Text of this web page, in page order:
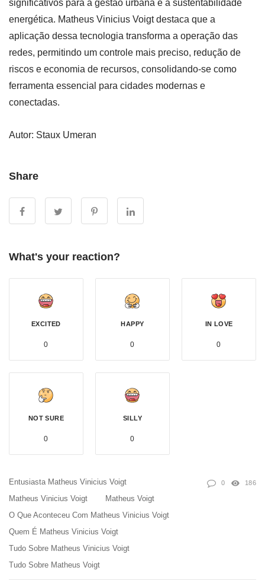
significativos para a gestão urbana e a sustentabilidade
energética. Matheus Vinicius Voigt destaca que a
aplicação dessa tecnologia transforma a operação das
redes, permitindo um controle mais preciso, redução de
riscos e economia de recursos, consolidando-se como
ferramenta essencial para cidades modernas e
conectadas.
Autor: Staux Umeran
Share
What's your reaction?
EXCITED
0
HAPPY
0
IN LOVE
0
NOT SURE
0
SILLY
0
Entusiasta Matheus Vinicius Voigt
Matheus Vinicius Voigt
Matheus Voigt
O Que Aconteceu Com Matheus Vinicius Voigt
Quem É Matheus Vinicius Voigt
Tudo Sobre Matheus Vinicius Voigt
Tudo Sobre Matheus Voigt
0 186